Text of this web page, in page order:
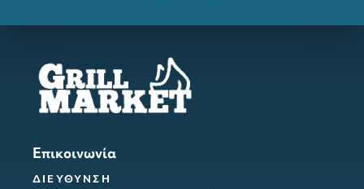
Επικοινωνία
ΔΙΕΥΘΥΝΣΗ